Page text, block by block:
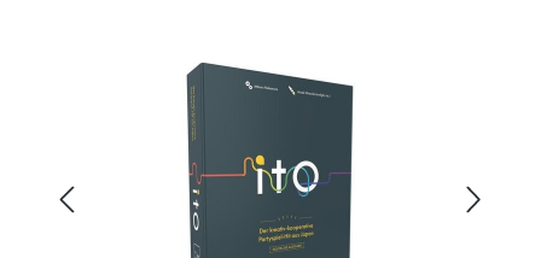
Bildergalerie überspringen